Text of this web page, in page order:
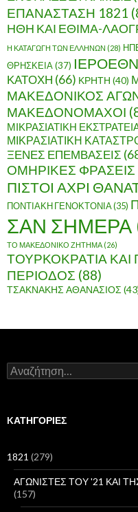
ΕΠΑΝΑΣΤΑΣΗ 1821
ΗΘΗ ΚΑΙ ΕΘΙΜΑ-
Η ΚΑΤΑΓΩΓΗ ΤΩΝ ΕΛΛΗΝΩΝ (28)
ΘΡΗΣΚΕΙΑ(37)
ΚΑΤΟΧΗ (66) ΚΡΗΤΗ (40)
ΜΑΚΕΔΟΝΙΚΟΣ
ΜΑΚΕΔΟΝΟΜΑΧΟΙ
ΜΙΚΡΑΣΙΑΤΙΚΗ
ΜΙΚΡΑΣΙΑΤΙΚΗ
ΞΕΝΕΣ ΕΠΕΜΒΑΣΕΙΣ
ΟΜΗΡΙΚΕΣ ΦΡΑΣΕΙΣ
ΠΙΣΤΟΙ ΑΧΡΙ
ΠΟΝΤΙΑΚΗ ΓΕΝΟΚΤΟΝΙΑ(35)
ΣΑΝ ΣΗΜΕΡΑ
ΤΟ ΜΑΚΕΔΟΝΙΚΟ ΖΗΤΗΜΑ (26)
ΤΟΥΡΚΟΚΡΑΤΙΑ
ΠΕΡΙΟΔΟΣ (88)
ΤΣΑΚΝΑΚΗΣ ΑΘΑΝΑΣΙΟΣ
Α
ν
ή
σ
KΑΤΗΓΟΡΊΕΣ
1821 (279)
ΑΓΩΝΙΣΤΕΣ ΤΟΥ '21 ΚΑΙ
(157)